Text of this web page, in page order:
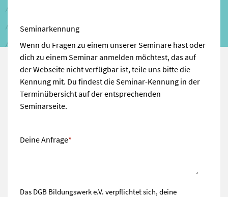
Seminarkennung
Wenn du Fragen zu einem unserer Seminare hast oder
dich zu einem Seminar anmelden möchtest, das auf
der Webseite nicht verfügbar ist, teile uns bitte die
Kennung mit. Du findest die Seminar-Kennung in der
Terminübersicht auf der entsprechenden
Seminarseite.
Deine Anfrage*
Das DGB Bildungswerk e.V. verpflichtet sich, deine